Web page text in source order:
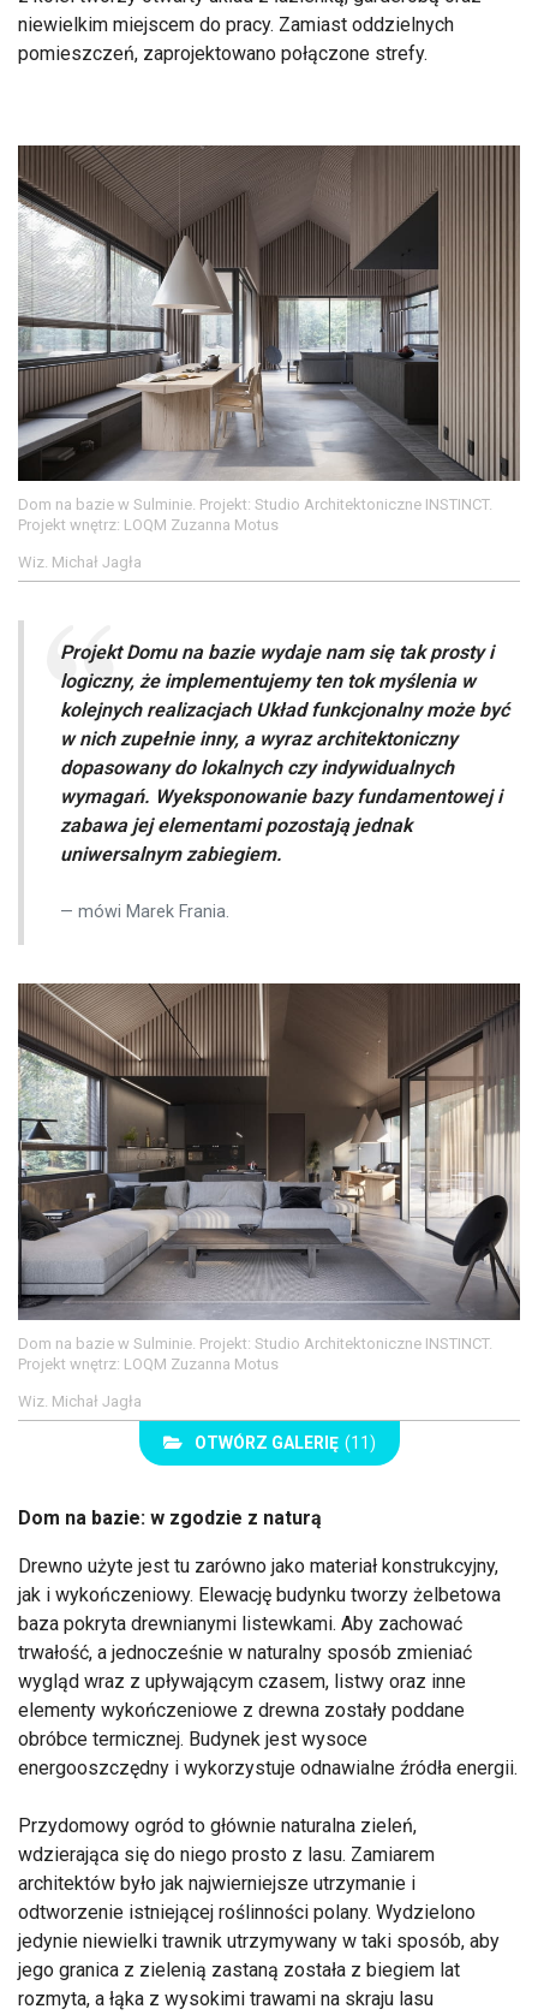
niewielkim miejscem do pracy. Zamiast oddzielnych
pomieszczeń, zaprojektowano połączone strefy.
Dom na bazie w Sulminie. Projekt: Studio Architektoniczne INSTINCT.
Projekt wnętrz: LOQM Zuzanna Motus
Wiz. Michał Jagła
Projekt Domu na bazie wydaje nam się tak prosty i
logiczny, że implementujemy ten tok myślenia w
kolejnych realizacjach Układ funkcjonalny może być
w nich zupełnie inny, a wyraz architektoniczny
dopasowany do lokalnych czy indywidualnych
wymagań. Wyeksponowanie bazy fundamentowej i
zabawa jej elementami pozostają jednak
uniwersalnym zabiegiem.
mówi Marek Frania.
Dom na bazie w Sulminie. Projekt: Studio Architektoniczne INSTINCT.
Projekt wnętrz: LOQM Zuzanna Motus
Wiz. Michał Jagła
OTWÓRZ GALERIĘ (11)
Dom na bazie: w zgodzie z naturą
Drewno użyte jest tu zarówno jako materiał konstrukcyjny,
jak i wykończeniowy. Elewację budynku tworzy żelbetowa
baza pokryta drewnianymi listewkami. Aby zachować
trwałość, a jednocześnie w naturalny sposób zmieniać
wygląd wraz z upływającym czasem, listwy oraz inne
elementy wykończeniowe z drewna zostały poddane
obróbce termicznej. Budynek jest wysoce
energooszczędny i wykorzystuje odnawialne źródła energii.
Przydomowy ogród to głównie naturalna zieleń,
wdzierająca się do niego prosto z lasu. Zamiarem
architektów było jak najwierniejsze utrzymanie i
odtworzenie istniejącej roślinności polany. Wydzielono
jedynie niewielki trawnik utrzymywany w taki sposób, aby
jego granica z zielenią zastaną została z biegiem lat
rozmyta, a łąka z wysokimi trawami na skraju lasu